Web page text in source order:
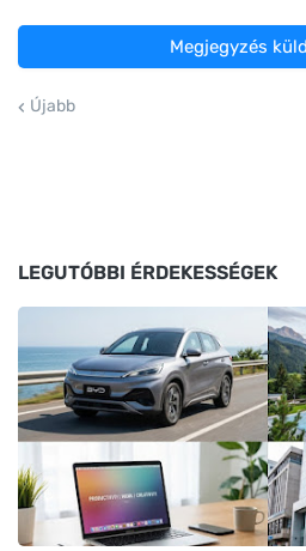
Megjegyzés
Újabb
LEGUTÓBBI ÉRDEKESSÉGEK